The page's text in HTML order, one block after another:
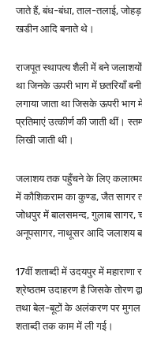
जाते हैं, बंध-बंधा, ताल-तलाई,
खडीन आदि बनाते थे।
राजपूत स्थापत्य शैली में बने जलाशयों
था जिनके ऊपरी भाग में छतरियाँ
लगाया जाता था जिसके ऊपरी भाग
प्रतिमाएं उत्कीर्ण की जाती थीं।
लिखी जाती थी।
जलाशय तक पहुँचने के लिए
में कौशिकराम का कुण्ड, जैत सागर
जोधपुर में बालसमन्द, गुलाब सागर,
अनूपसागर, नाथूसर आदि जलाशय
17वीं शताब्दी में उदयपुर में महाराणा
श्रेष्ठतम उदाहरण है जिसके तोरण
तथा बेल-बूटों के अलंकरण पर मुगल
शताब्दी तक काम में ली गई।